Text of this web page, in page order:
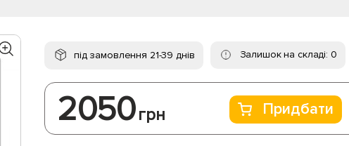
під замовлення 21-39 днів Залишок на складі: 0
2050 грн Придбати